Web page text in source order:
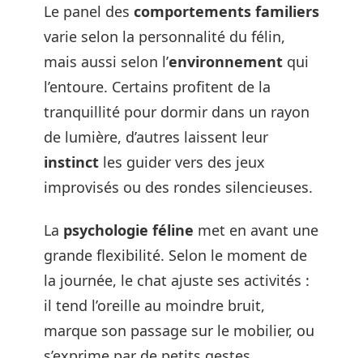
Le panel des comportements familiers
varie selon la personnalité du félin,
mais aussi selon l’environnement qui
l’entoure. Certains profitent de la
tranquillité pour dormir dans un rayon
de lumière, d’autres laissent leur
instinct les guider vers des jeux
improvisés ou des rondes silencieuses.
La psychologie féline met en avant une
grande flexibilité. Selon le moment de
la journée, le chat ajuste ses activités :
il tend l’oreille au moindre bruit,
marque son passage sur le mobilier, ou